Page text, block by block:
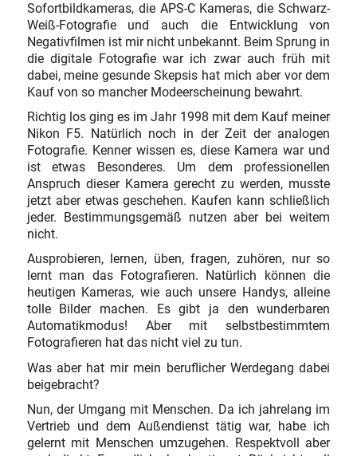
Sofortbildkameras, die APS-C Kameras, die Schwarz-
Weiß-Fotografie und auch die Entwicklung von
Negativfilmen ist mir nicht unbekannt. Beim Sprung in
die digitale Fotografie war ich zwar auch früh mit
dabei, meine gesunde Skepsis hat mich aber vor dem
Kauf von so mancher Modeerscheinung bewahrt.
Richtig los ging es im Jahr 1998 mit dem Kauf meiner
Nikon F5. Natürlich noch in der Zeit der analogen
Fotografie. Kenner wissen es, diese Kamera war und
ist etwas Besonderes. Um dem professionellen
Anspruch dieser Kamera gerecht zu werden, musste
jetzt aber etwas geschehen. Kaufen kann schließlich
jeder. Bestimmungsgemäß nutzen aber bei weitem
nicht.
Ausprobieren, lernen, üben, fragen, zuhören, nur so
lernt man das Fotografieren. Natürlich können die
heutigen Kameras, wie auch unsere Handys, alleine
tolle Bilder machen. Es gibt ja den wunderbaren
Automatikmodus! Aber mit selbstbestimmtem
Fotografieren hat das nicht viel zu tun.
Was aber hat mir mein beruflicher Werdegang dabei
beigebracht?
Nun, der Umgang mit Menschen. Da ich jahrelang im
Vertrieb und dem Außendienst tätig war, habe ich
gelernt mit Menschen umzugehen. Respektvoll aber